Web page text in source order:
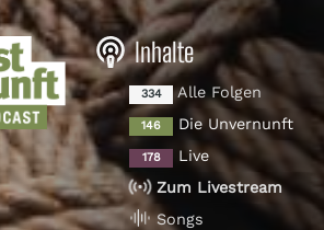
Inhalte
334 Alle Folgen
146 Die Unvernunft
178
Live
Zum Livestream
Songs